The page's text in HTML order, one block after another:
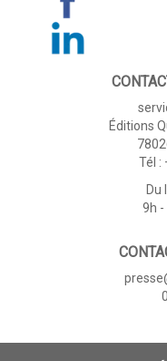
Éditions
Tél :
Du
9h -